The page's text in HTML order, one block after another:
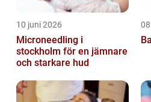
10 juni 2026
Microneedling i
stockholm för en jämnare
och starkare hud